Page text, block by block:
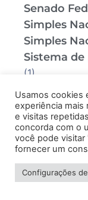
Senado
Simples
Simples
Sistema
(1)
Sistema
(1)
softwares
Sonegação
SPED(2)
Sped
Startups(1)
Usamos cookies
experiência mais
e visitas
concorda com o
você pode
fornecer um
Configurações